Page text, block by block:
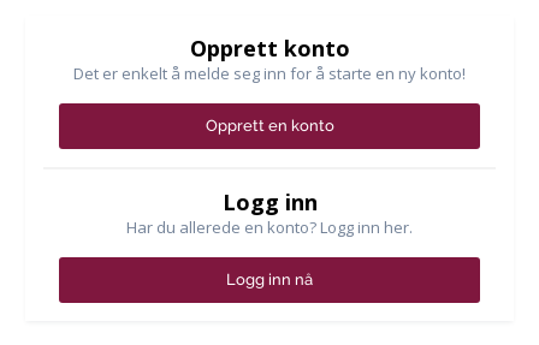
Opprett konto
Det er enkelt å melde seg inn for å starte en ny konto!
Opprett en konto
Logg inn
Har du allerede en konto? Logg inn her.
Logg inn nå